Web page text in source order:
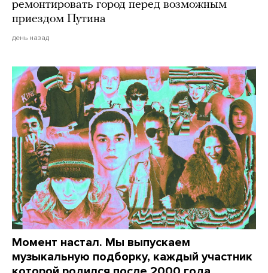
ремонтировать город перед возможным
приездом Путина
день назад
Момент настал. Мы выпускаем
музыкальную подборку, каждый участник